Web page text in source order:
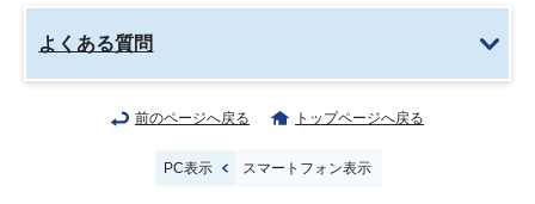
よくある質問
前のページへ戻る トップページへ戻る
PC表示 スマートフォン表示